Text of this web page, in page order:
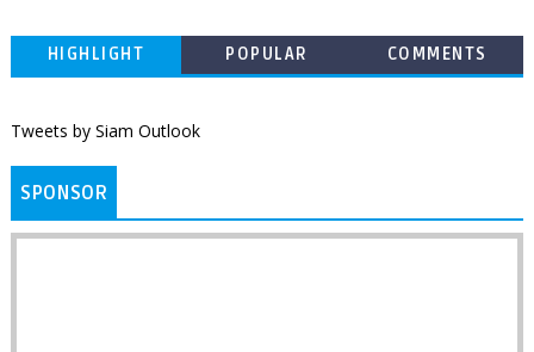
HIGHLIGHT POPULAR COMMENTS
Tweets by Siam Outlook
SPONSOR